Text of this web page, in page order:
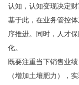
认知，认知变现决定
基于此，在业务管控
序推进。同时，人才
化。
既要注重当下销售业
（增加土壤肥力），